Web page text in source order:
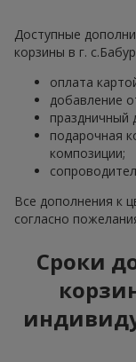
Доступные
корзины в г.
оплата
добавление
праздничный
подарочная
композиции;
Все дополнения к
согласно
Сроки